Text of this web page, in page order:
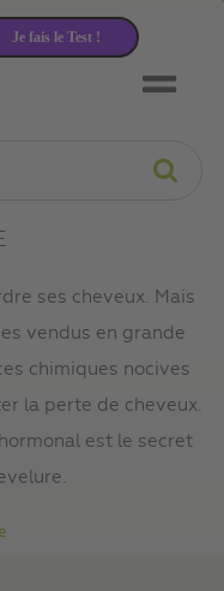
ses cheveux. Mais
vendus en grande
chimiques nocives
la perte de cheveux.
est le secret
Je fais le Test !